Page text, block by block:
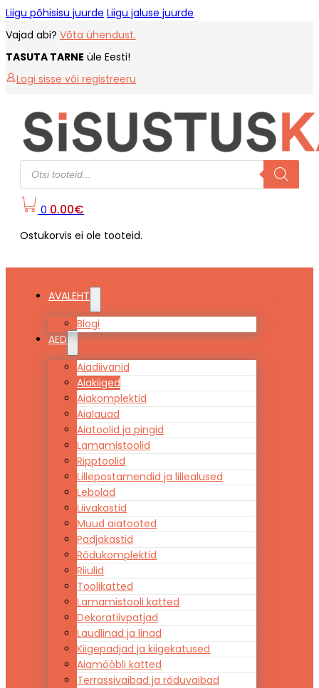
Liigu põhisisu juurde Liigu jaluse juurde
Vajad abi? Võta ühendust.
TASUTA TARNE üle Eesti!
Logi sisse või registreeru
Products
search
0 0.00€
Ostukorvis ei ole tooteid.
AVALEHT
Blogi
AED
Aiadiivanid
Aiakiiged
Aiakomplektid
Aialauad
Aiatoolid ja pingid
Lamamistoolid
Ripptoolid
Lillepostamendid ja lillealused
Lebolad
Liivakastid
Muud aiatooted
Padjakastid
Rõdukomplektid
Riiulid
Toolikatted
Lamamistooli katted
Dekoratiivpatjad
Laudlinad ja linad
Kiigepadjad ja kiigekatused
Aiamööbli katted
Terrassivaibad ja rõduvaibad